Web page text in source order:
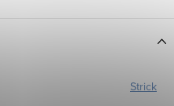
Strick